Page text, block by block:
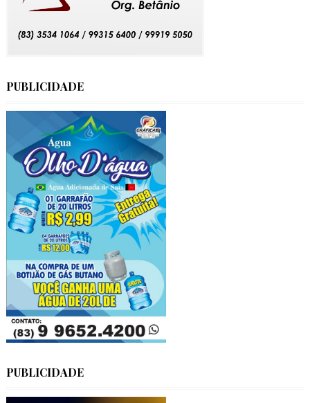
PUBLICIDADE
PUBLICIDADE